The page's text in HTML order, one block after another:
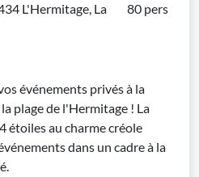
L'Hermitage, La
80 pers
événements privés à la
plage de l'Hermitage ! La
étoiles au charme créole
dans un cadre à la